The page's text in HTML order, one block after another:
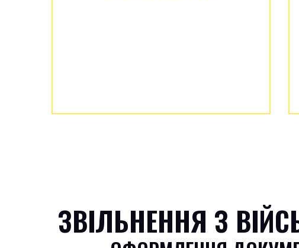
ЗВІЛЬНЕННЯ З